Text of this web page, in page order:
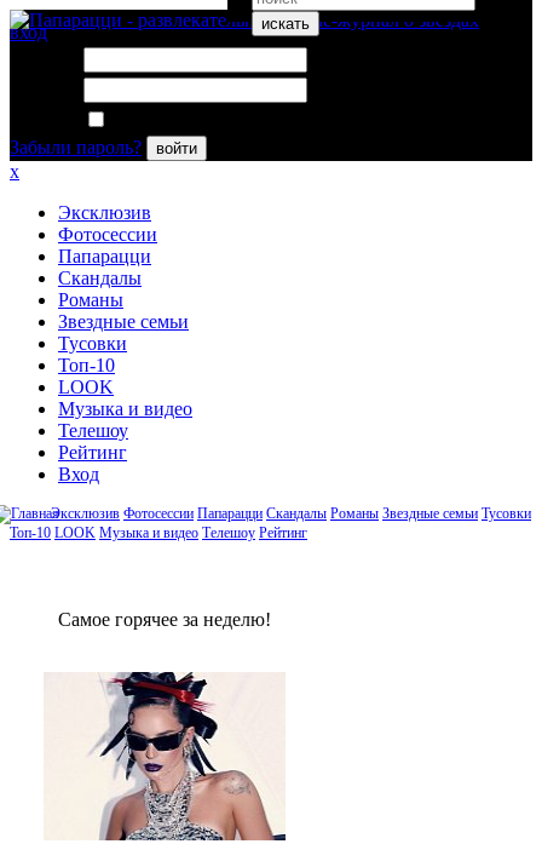
искать
вход
Забыли пароль?
войти
x
Эксклюзив
Фотосессии
Папарацци
Скандалы
Романы
Звездные семьи
Тусовки
Топ-10
LOOK
Музыка и видео
Телешоу
Рейтинг
Вход
Эксклюзив Фотосессии Папарацци Скандалы Романы Звездные семьи Тусовки
Топ-10 LOOK Музыка и видео Телешоу Рейтинг
Сaмое гoрячее за неделю!